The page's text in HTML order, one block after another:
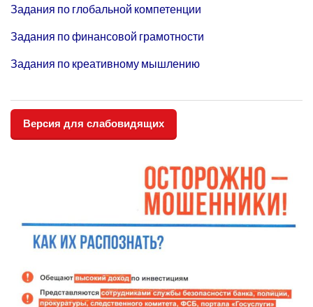
Задания по глобальной компетенции
Задания пофинансовой грамотности
Задания по креативному мышлению
Версия для слабовидящих